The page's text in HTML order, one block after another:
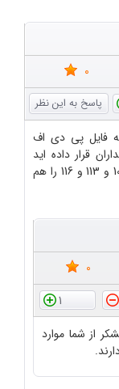
0
فایل پی دی اف
قرار داده اید
لطفا بعضی از شماره های مجله از جمله 101و 102 و 113 و 116 را هم
0
1
از شما موارد